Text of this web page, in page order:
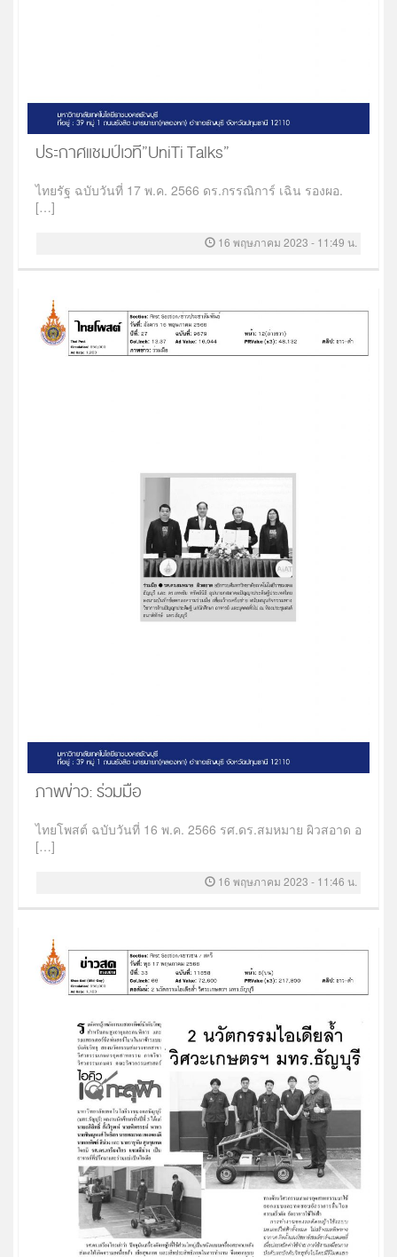
ประกาศแชมป์เวที”UniTi Talks”
ไทยรัฐ ฉบับวันที่ 17 พ.ค. 2566 ดร.กรรณิการ์ เฉิน รองผอ.
[…]
16 พฤษภาคม 2023 - 11:49 น.
ภาพข่าว: ร่วมมือ
ไทยโพสต์ ฉบับวันที่ 16 พ.ค. 2566 รศ.ดร.สมหมาย ผิวสอาด อ
[…]
16 พฤษภาคม 2023 - 11:46 น.